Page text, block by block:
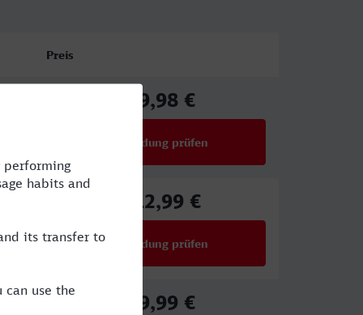
Preis
69,98 €
Verbindung prüfen
112,99 €
Verbindung prüfen
59,99 €